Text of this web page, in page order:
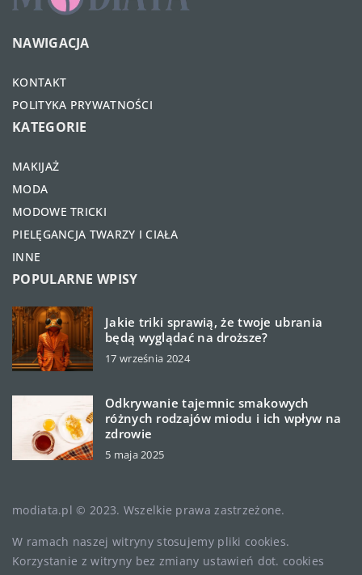
NAWIGACJA
KONTAKT
POLITYKA PRYWATNOŚCI
KATEGORIE
MAKIJAŻ
MODA
MODOWE TRICKI
PIELĘGANCJA TWARZY I CIAŁA
INNE
POPULARNE WPISY
Jakie triki sprawią, że twoje ubrania
będą wyglądać na droższe?
17 września 2024
Odkrywanie tajemnic smakowych
różnych rodzajów miodu i ich wpływ na
zdrowie
5 maja 2025
modiata.pl © 2023. Wszelkie prawa zastrzeżone.
W ramach naszej witryny stosujemy pliki cookies.
Korzystanie z witryny bez zmiany ustawień dot. cookies